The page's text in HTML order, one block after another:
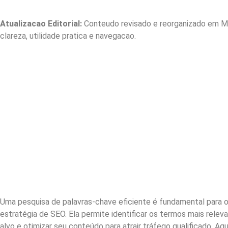
Atualizacao Editorial: Conteudo revisado e reorganizado em
clareza, utilidade pratica e navegacao.
Uma pesquisa de palavras-chave eficiente é fundamental para
estratégia de SEO. Ela permite identificar os termos mais